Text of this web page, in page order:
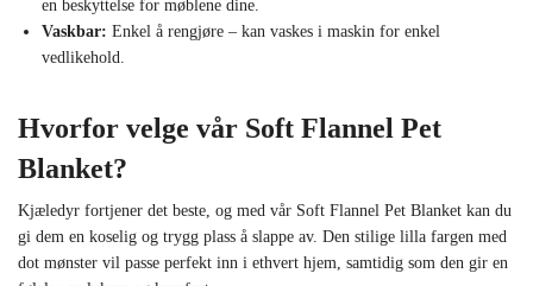
en beskyttelse for møblene dine.
Vaskbar: Enkel å rengjøre – kan vaskes i maskin for enkel
vedlikehold.
Hvorfor velge vår Soft Flannel Pet
Blanket?
Kjæledyr fortjener det beste, og med vår Soft Flannel Pet Blanket kan du
gi dem en koselig og trygg plass å slappe av. Den stilige lilla fargen med
dot mønster vil passe perfekt inn i ethvert hjem, samtidig som den gir en